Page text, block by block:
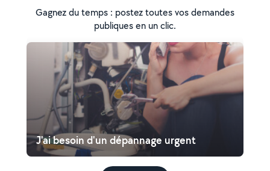
Gagnez du temps : postez toutes vos demandes
publiques en un clic.
J'ai besoin d'un dépannage urgent